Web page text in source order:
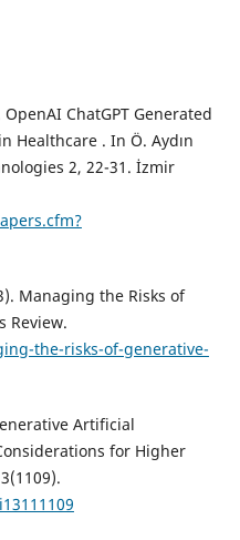
ChatGPT Generated
Healthcare . In Ö. Aydın
2, 22-31. İzmir
Managing the Risks of
Review.
the-risks-of-generative-
Artificial
for Higher